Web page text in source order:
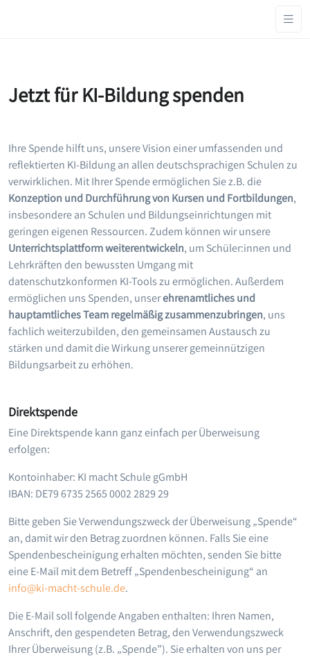
Jetzt für KI-Bildung spenden
Ihre Spende hilft uns, unsere Vision einer umfassenden und
reflektierten KI-Bildung an allen deutschsprachigen Schulen zu
verwirklichen. Mit Ihrer Spende ermöglichen Sie z.B. die
Konzeption und Durchführung von Kursen und Fortbildungen,
insbesondere an Schulen und Bildungseinrichtungen mit
geringen eigenen Ressourcen. Zudem können wir unsere
Unterrichtsplattform weiterentwickeln, um Schüler:innen und
Lehrkräften den bewussten Umgang mit
datenschutzkonformen KI-Tools zu ermöglichen. Außerdem
ermöglichen uns Spenden, unserehrenamtliches und
hauptamtliches Team regelmäßig zusammenzubringen, uns
fachlich weiterzubilden, den gemeinsamen Austausch zu
stärken und damit die Wirkung unserer gemeinnützigen
Bildungsarbeit zu erhöhen.
Direktspende
Eine Direktspende kann ganz einfach per Überweisung
erfolgen:
Kontoinhaber: KI macht Schule gGmbH
IBAN: DE79 6735 2565 0002 2829 29
Bitte geben Sie Verwendungszweck der Überweisung „Spende“
an, damit wir den Betrag zuordnen können. Falls Sie eine
Spendenbescheinigung erhalten möchten, senden Sie bitte
eine E-Mail mit dem Betreff „Spendenbescheinigung“ an
info@ki-macht-schule.de.
Die E-Mail soll folgende Angaben enthalten: Ihren Namen,
Anschrift, den gespendeten Betrag, den Verwendungszweck
Ihrer Überweisung (z.B. „Spende”). Sie erhalten von uns per